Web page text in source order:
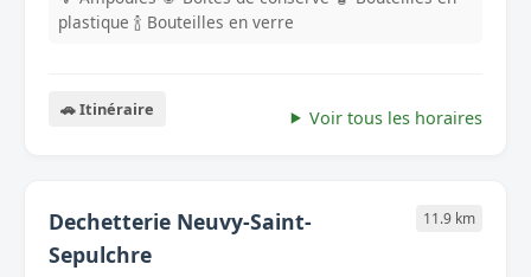
plastique 🍾 Bouteilles en verre
🚗 Itinéraire Voir tous les horaires
Dechetterie Neuvy-Saint-
Sepulchre
11.9 km